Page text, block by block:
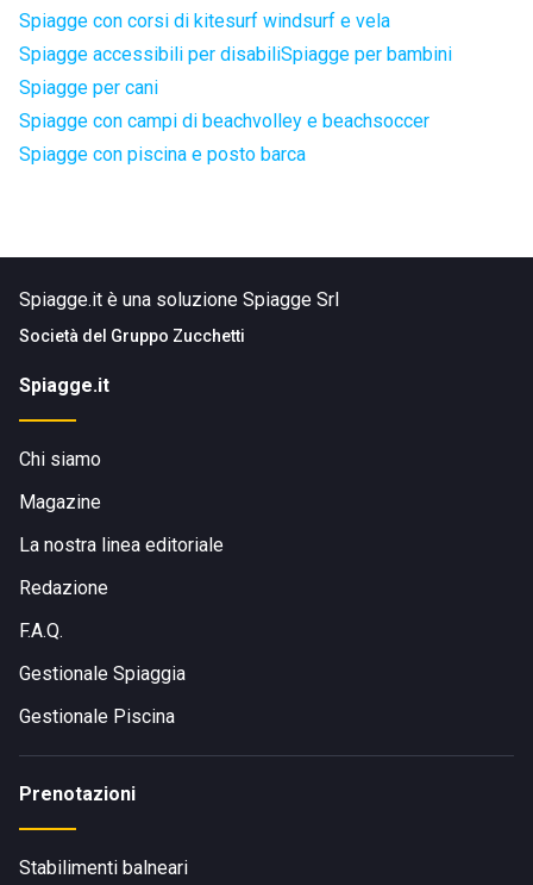
Spiagge con corsi di kitesurf windsurf e vela
Spiagge accessibili per disabiliSpiagge per bambini
Spiagge per cani
Spiagge con campi di beachvolley e beachsoccer
Spiagge con piscina e posto barca
Spiagge.it è una soluzione Spiagge Srl
Società del Gruppo Zucchetti
Spiagge.it
Chi siamo
Magazine
La nostra linea editoriale
Redazione
F.A.Q.
Gestionale Spiaggia
Gestionale Piscina
Prenotazioni
Stabilimenti balneari